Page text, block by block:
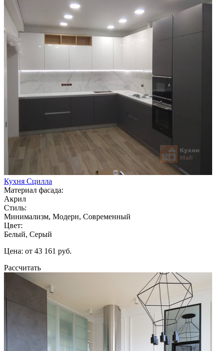
Кухня Сцилла
Материал фасада:
Акрил
Стиль:
Минимализм, Модерн, Современный
Цвет:
Белый, Серый
Цена: от 43 161 руб.
Рассчитать